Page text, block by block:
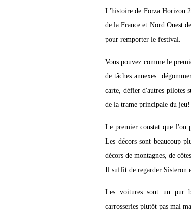
L'histoire de Forza Horizon
de la France et Nord Ouest
pour remporter le festival.
Vous pouvez comme le
de tâches annexes:
carte, défier d'autres pilotes
de la trame principale du jeu!
Le premier constat que l'on
Les décors sont beaucoup
décors de montagnes, de
Il suffit de regarder Sisteron
Les voitures sont un pur
carrosseries plutôt pas mal